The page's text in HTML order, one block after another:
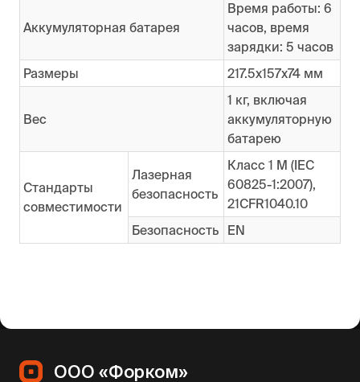
Аккумуляторная батарея
Время работы: 6
часов, время
зарядки: 5 часов
Размеры
217.5х157х74 мм
Вес
1 кг, включая
аккумуляторную
батарею
Стандарты
совместимости
Лазерная
безопасность
Класс 1 M (IEC
60825-1:2007),
21CFR1040.10
Безопасность
EN
ООО «Форком»